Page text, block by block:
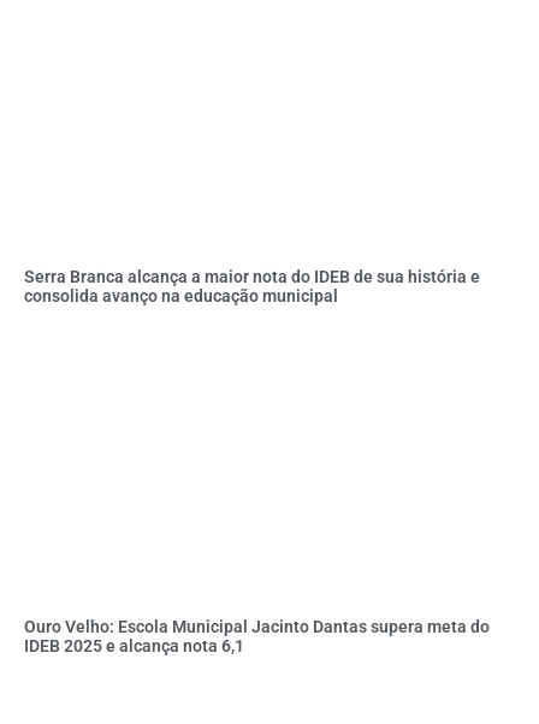
Serra Branca alcança a maior nota do IDEB de sua história e
consolida avanço na educação municipal
Ouro Velho: Escola Municipal Jacinto Dantas supera meta do
IDEB 2025 e alcança nota 6,1